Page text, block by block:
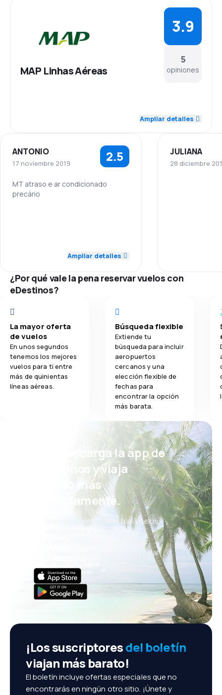
MAP Linhas Aéreas
5
opiniones
3.9
Red de conexiones 4.2
Precio del billete
Ampliar detalles
ANTONIO
17 noviembre 2019 2.5
MT atraso e ar condicionado
precário
Precio del billete
3.0
Transporte de equipaje 4.0
Comidas 2.0
Ampliar detalles
JULIANA
28 diciembre
Transporte
¿Por qué vale la pena reservar vuelos con
eDestinos?
La mayor oferta
de vuelos
En unos segundos
tenemos los mejores
vuelos para ti entre
más de quinientas
líneas aéreas.
Búsqueda flexible
Extiende tu
búsqueda para incluir
aeropuertos
cercanos y una
elección flexible de
fechas para
encontrar la opción
más barata.
¡Eh! Descarga la app de
eDestinos y viaja
incluso más
cómodamente.
Nuevas ofertas cada día: vuelos,
vacaciones, escapadas
Cómoda gestión de reservas
¡Todo lo que importa, siempre al
¡Los suscriptoresdel boletín
viajan más barato!
El boletín incluye ofertas especiales que no
encontrarás en ningún otro sitio. ¡Únete y